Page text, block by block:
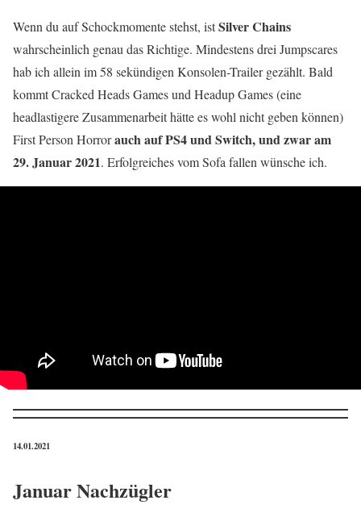
Wenn du auf Schockmomente stehst, istSilver Chains
wahrscheinlich genau das Richtige. Mindestens drei Jumpscares
hab ich allein im 58 sekündigen Konsolen-Trailer gezählt. Bald
kommt Cracked Heads Games und Headup Games (eine
headlastigere Zusammenarbeit hätte es wohl nicht geben können)
First Person Horrorauch auf PS4 und Switch, und zwaram
29. Januar 2021. Erfolgreiches vom Sofa fallen wünsche ich.
14.01.2021
Januar Nachzügler